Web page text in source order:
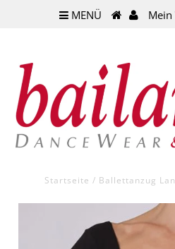
MENÜ
Startseite / Ballettanzug